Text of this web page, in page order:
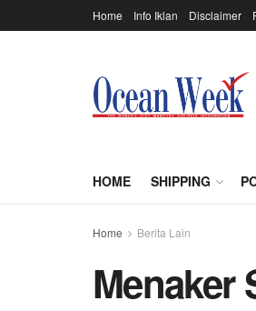
Home Info Iklan Disclaimer
HOME SHIPPING
Home Berita Lain
Menaker